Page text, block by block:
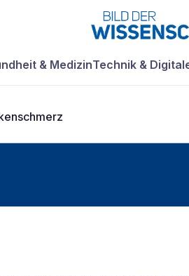
& MedizinTechnik &